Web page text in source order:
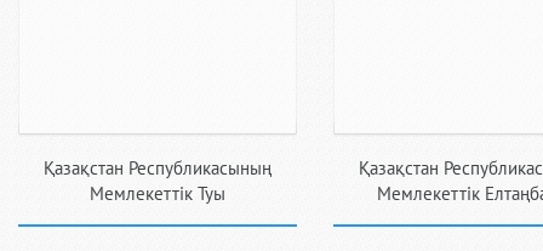
Қазақстан Республикасының
Мемлекеттiк Туы
Қазақстан
Мемлекеттiк